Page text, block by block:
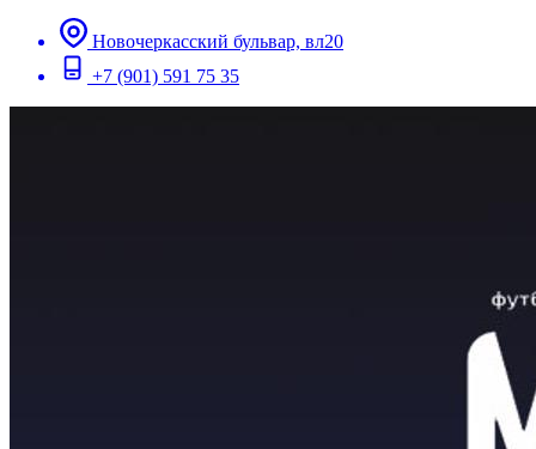
Новочеркасский бульвар, вл20
+7 (901) 591 75 35